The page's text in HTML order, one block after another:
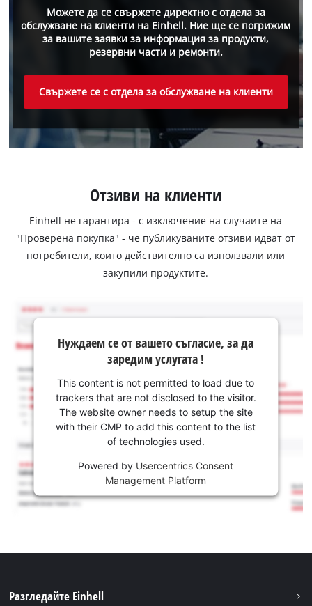
Можете да се свържете директно с отдела за
обслужване на клиенти на Einhell. Ние ще се погрижим
за вашите заявки за информация за продукти,
резервни части и ремонти.
Свържете се с отдела за обслужване на клиенти
Отзиви на клиенти
Einhell не гарантира - с изключение на случаите на
"Проверена покупка" - че публикуваните отзиви идват от
потребители, които действително са използвали или
закупили продуктите.
Нуждаем се от вашето съгласие, за да
заредим услугата !
This content is not permitted to load due to
trackers that are not disclosed to the visitor.
The website owner needs to setup the site
with their CMP to add this content to the list
of technologies used.
Powered by Usercentrics Consent
Management Platform
Разгледайте Einhell